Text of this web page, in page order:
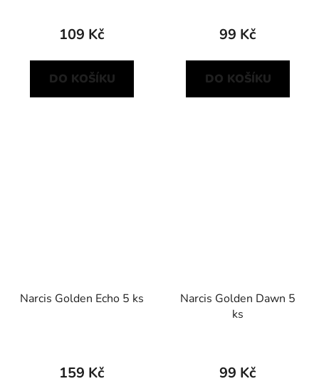
109 Kč
DO KOŠÍKU
99 Kč
DO KOŠÍKU
Narcis Golden Echo 5 ks
159 Kč
Narcis Golden Dawn 5
ks
99 Kč